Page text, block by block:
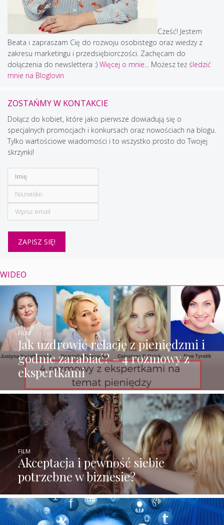
Cześć! Jestem
Beata i zapraszam Cię do rozwoju osobistego oraz wiedzy z
zakresu marketingu i przedsiębiorczości. Zachęcam do
dołączenia do newslettera :) Więcej o mnie... Możesz też śledzić
mnie na Bloglovin
ZOSTAŃMY W KONTAKCIE
Dołącz do kobiet, które jako pierwsze dowiadują się o
specjalnych promocjach i konkursach oraz nowościach na blogu.
Tylko wartościowe wiadomości i to wszystko prosto do Twojej
skrzynki!
WIDEO
Jak uzdrowić relację z pieniędzmi i
godnie zarabiać? – 4 rozmowy z
ekspertkami
FILM
Akceptacja i pewność siebie
potrzebne w biznesie?
FILM